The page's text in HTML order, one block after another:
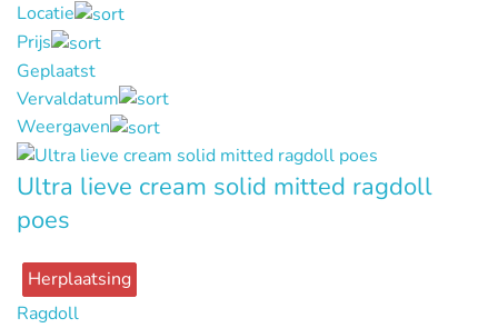
Locatie
Prijs
Geplaatst
Vervaldatum
Weergaven
Ultra lieve cream solid mitted ragdoll
poes
Herplaatsing
Ragdoll